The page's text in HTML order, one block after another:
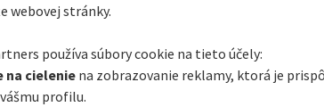
webovej stránky.
používa súbory cookie na tieto účely:
na cielenie na zobrazovanie reklamy, ktorá je
profilu.